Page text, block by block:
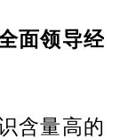
面领导经
含量高的